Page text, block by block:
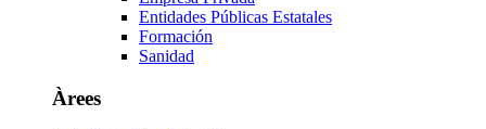
Entidades Públicas Estatales
Formación
Sanidad
Àrees